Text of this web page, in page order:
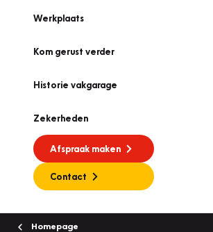
Werkplaats
Kom gerust verder
Historie vakgarage
Zekerheden
Afspraak maken
Contact
Homepage